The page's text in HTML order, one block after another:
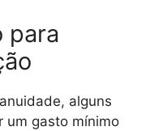
para
alguns
um gasto mínimo